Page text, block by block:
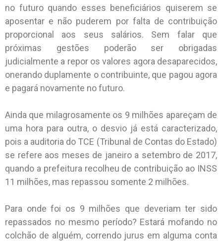
no futuro quando esses beneficiários quiserem se
aposentar e não puderem por falta de contribuição
proporcional aos seus salários. Sem falar que
próximas gestões poderão ser obrigadas
judicialmente a repor os valores agora desaparecidos,
onerando duplamente o contribuinte, que pagou agora
e pagará novamente no futuro.
Ainda que milagrosamente os 9 milhões apareçam de
uma hora para outra, o desvio já está caracterizado,
pois a auditoria do TCE (Tribunal de Contas do Estado)
se refere aos meses de janeiro a setembro de 2017,
quando a prefeitura recolheu de contribuição ao INSS
11 milhões, mas repassou somente 2 milhões.
Para onde foi os 9 milhões que deveriam ter sido
repassados no mesmo período? Estará mofando no
colchão de alguém, correndo jurus em alguma conta